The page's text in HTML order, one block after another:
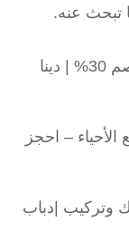
تبحث عنه.
شركة نقل عفش بجدة حي النسيم | خصم 30% | دينا
عفش جدة 2026 لجميع الأحياء – احجز
وتركيب |دباب